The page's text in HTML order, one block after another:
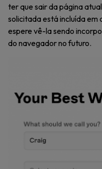
ter que sair da página
solicitada está incluída em
espere vê-la sendo
do navegador no futuro.